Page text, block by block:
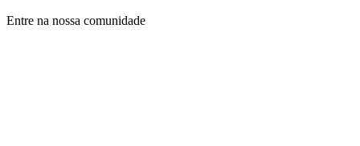
Entre na nossa comunidade